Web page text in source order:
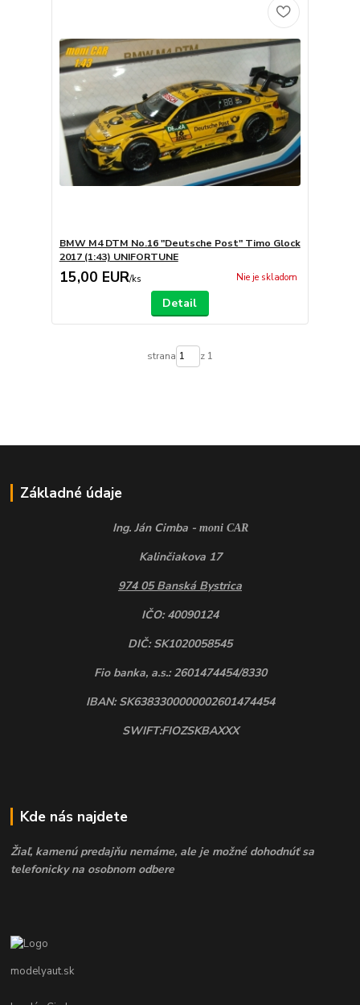
BMW M4 DTM No.16 "Deutsche Post" Timo Glock
2017 (1:43) UNIFORTUNE
15,00 EUR/ks Nie je skladom
Detail
strana z 1
Základné údaje
Ing. Ján Cimba - moni CAR
Kalinčiakova 17
974 05 Banská Bystrica
IČO: 40090124
DIČ: SK1020058545
Fio banka, a.s.: 2601474454/8330
IBAN: SK6383300000002601474454
SWIFT:FIOZSKBAXXX
Kde nás najdete
Žiaľ, kamenú predajňu nemáme, ale je možné dohodnúť sa
telefonicky na osobnom odbere
modelyaut.sk